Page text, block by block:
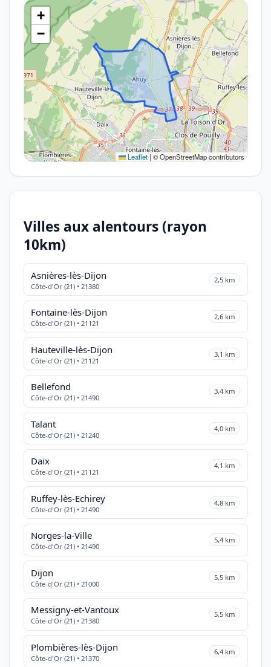
+
−
Leaflet | © OpenStreetMap contributors
Villes aux alentours (rayon
10km)
Asnières-lès-Dijon
Côte-d'Or (21) • 21380
2,5 km
Fontaine-lès-Dijon
Côte-d'Or (21) • 21121
2,6 km
Hauteville-lès-Dijon
Côte-d'Or (21) • 21121
3,1 km
Bellefond
Côte-d'Or (21) • 21490
3,4 km
Talant
Côte-d'Or (21) • 21240
4,0 km
Daix
Côte-d'Or (21) • 21121
4,1 km
Ruffey-lès-Echirey
Côte-d'Or (21) • 21490
4,8 km
Norges-la-Ville
Côte-d'Or (21) • 21490
5,4 km
Dijon
Côte-d'Or (21) • 21000
5,5 km
Messigny-et-Vantoux
Côte-d'Or (21) • 21380
5,5 km
Plombières-lès-Dijon
Côte-d'Or (21) • 21370
6,4 km